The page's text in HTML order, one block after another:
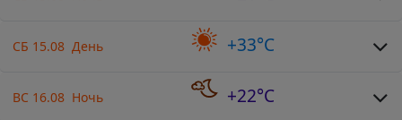
СБ 15.08 День +33°C
ВС 16.08 Ночь +22°C